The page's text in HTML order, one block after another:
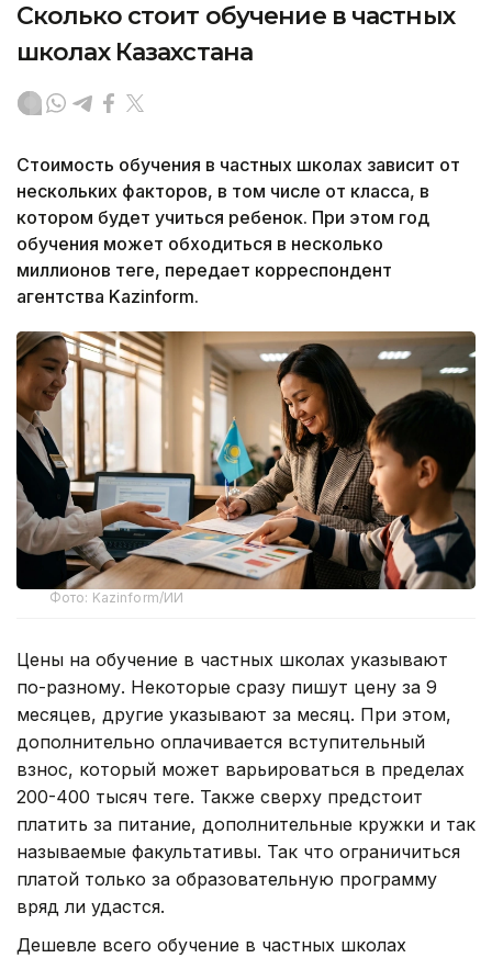
Сколько стоит обучение в частных
школах Казахстана
Стоимость обучения в частных школах зависит от
нескольких факторов, в том числе от класса, в
котором будет учиться ребенок. При этом год
обучения может обходиться в несколько
миллионов теңге, передает корреспондент
агентства Kazinform.
Фото: Kazinform/ИИ
Цены на обучение в частных школах указывают
по-разному. Некоторые сразу пишут цену за 9
месяцев, другие указывают за месяц. При этом,
дополнительно оплачивается вступительный
взнос, который может варьироваться в пределах
200-400 тысяч теңге. Также сверху предстоит
платить за питание, дополнительные кружки и так
называемые факультативы. Так что ограничиться
платой только за образовательную программу
вряд ли удастся.
Дешевле всего обучение в частных школах